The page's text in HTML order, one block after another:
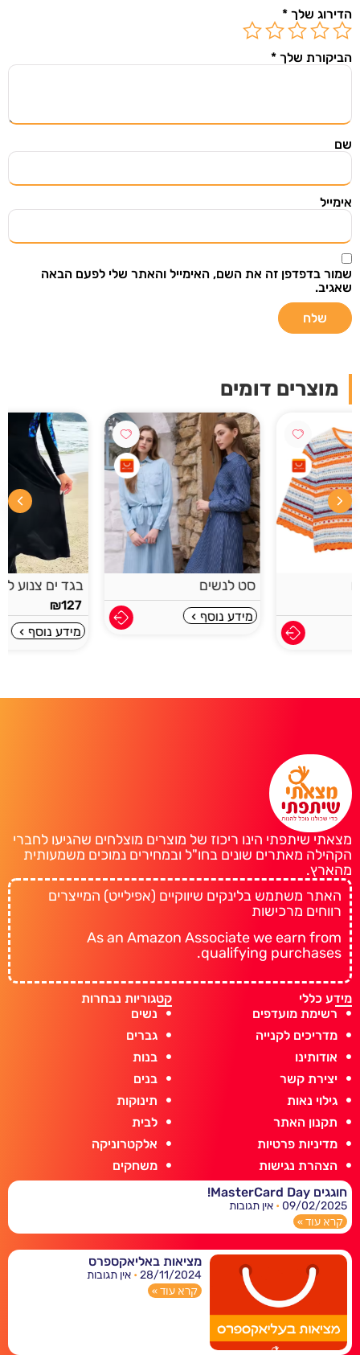
הדירוג שלך *
הביקורת שלך *
שם
אימייל
שמור בדפדפן זה את השם, האימייל והאתר שלי לפעם הבאה
שאגיב.
מוצרים דומים
מידע נוסף
בגד ים צנוע לנשים
₪127
מידע נוסף
מצאתי שיתפתי הינו ריכוז של מוצרים מוצלחים שהגיעו לחברי
הקהילה מאתרים שונים בחו"ל ובמחירים נמוכים משמעותית
מהארץ.
האתר משתמש בלינקים שיווקיים (אפילייט) המייצרים
רווחים מרכישות
As an Amazon Associate we earn from
qualifying purchases.
מידע כללי
רשימת מועדפים
מדריכים לקנייה
אודותינו
יצירת קשר
גילוי נאות
תקנון האתר
מדיניות פרטיות
הצהרת נגישות
קטגוריות נבחרות
נשים
גברים
בנות
בנים
תינוקות
לבית
אלקטרוניקה
משחקים
חוגגים MasterCard Day!
09/02/2025 אין תגובות
קרא עוד »
מציאות באליאקספרס
28/11/2024 אין תגובות
קרא עוד »
השארו מעודכנים
הירשמו ל"מצאתי שיתפתי" וקבלו אליכם למייל מוצרים
מובילים בעולם.
אני רוצה לקבל עדכונים במייל ואני מאשר/ת
שקראתי אתתנאי מדיניות הפרטיות